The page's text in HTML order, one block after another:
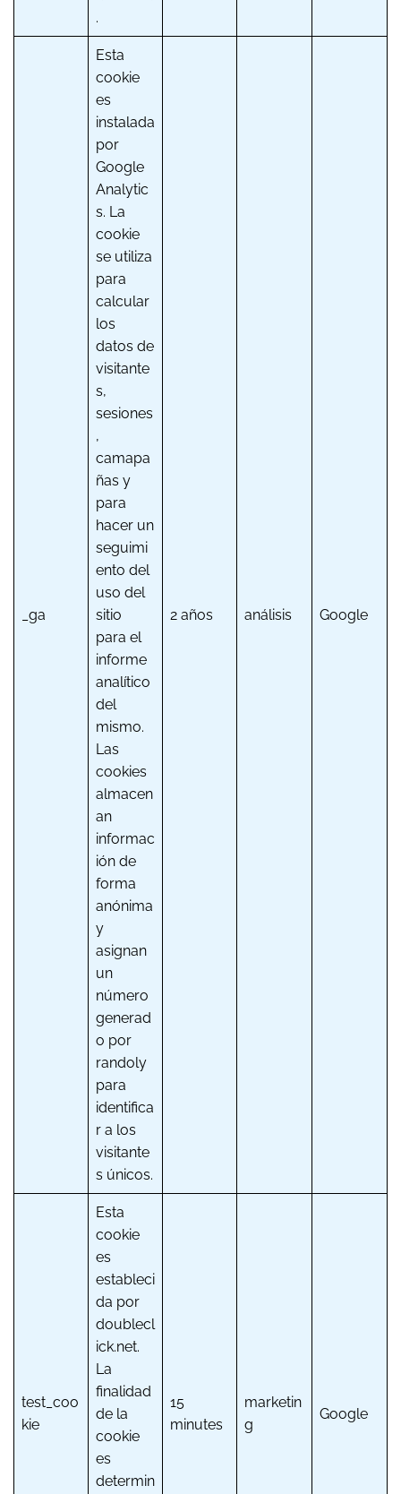
.
_ga
Esta
cookie
es
instalada
por
Google
Analytic
s. La
cookie
se utiliza
para
calcular
los
datos de
visitante
s,
sesiones
,
camapa
ñas y
para
hacer un
seguimi
ento del
uso del
sitio
para el
informe
analítico
del
mismo.
Las
cookies
almacen
an
informac
ión de
forma
anónima
y
asignan
un
número
generad
o por
randoly
para
identifica
r a los
visitante
s únicos.
2 años análisis Google
test_coo
kie
Esta
cookie
es
estableci
da por
doublecl
ick.net.
La
finalidad
de la
cookie
es
determin
15
minutes
marketin
g
Google